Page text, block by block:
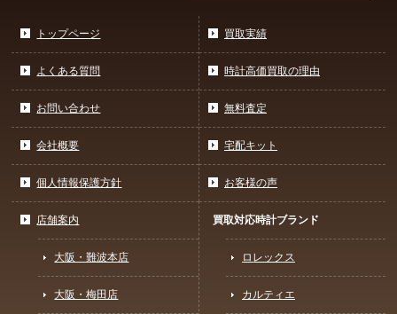
トップページ
よくある質問
お問い合わせ
会社概要
個人情報保護方針
買取実績
時計高価買取の理由
無料査定
宅配キット
お客様の声
店舗案内
大阪・難波本店
大阪・梅田店
買取対応時計ブランド
ロレックス
カルティエ